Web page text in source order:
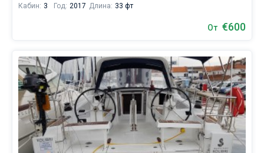
Трогир
любителей
спокойного
отдыха,
так
для
яхтсменов,
которые
не
Кабин: 3 Год: 2017 Длина: 33 фт
От €600